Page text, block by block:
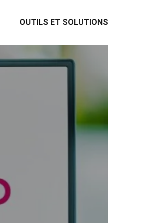
OUTILS ET SOLUTIONS